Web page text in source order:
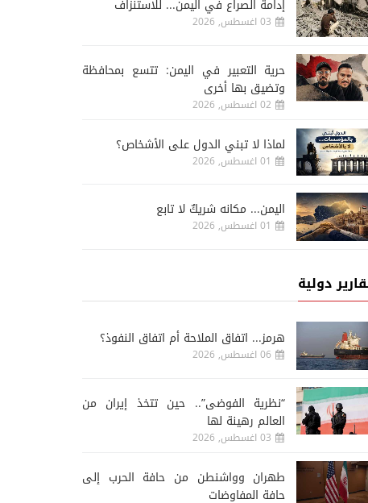
إدامة الصراع في اليمن... للاستنزاف
03 اغسطس, 2026
حرية التعبير في اليمن: تتسع بمحافظة
وتضيق بها أخرى
02 اغسطس, 2026
لماذا لا تبني الدول على الأشخاص؟
01 اغسطس, 2026
اليمن... مكانه شريكٌ لا تابع
01 اغسطس, 2026
دولية
هرمز... اتفاق الملاحة أم اتفاق النفوذ؟
06 اغسطس, 2026
“نظرية الفوضى”.. حين تتخذ إيران من
العالم رهينة لها
03 اغسطس, 2026
طهران وواشنطن من حافة الحرب إلى
حافة المفاوضات